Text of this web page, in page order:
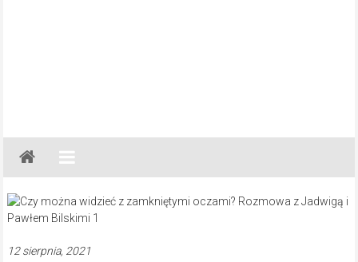
Gazeta
Regionalna
Częstochowa,
Kłobuck,
Myszków
12 sierpnia, 2021